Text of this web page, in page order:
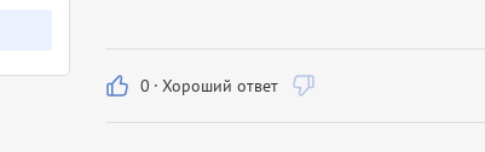
0 · Хороший ответ